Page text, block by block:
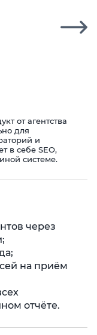
от агентства
для
и
в себе SEO,
системе.
через
на приём
отчёте.